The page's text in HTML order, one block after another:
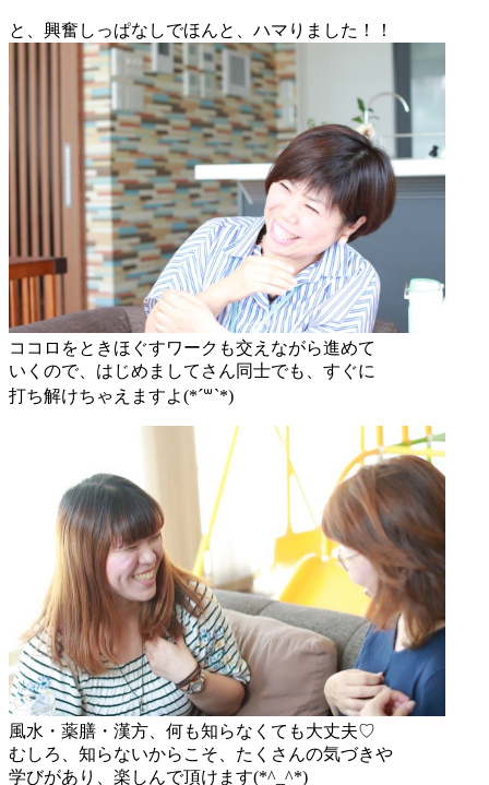
と、興奮しっぱなしでほんと、ハマりました！！
ココロをときほぐすワークも交えながら進めて
いくので、はじめましてさん同士でも、すぐに
打ち解けちゃえますよ(*´꒳`*)
風水・薬膳・漢方、何も知らなくても大丈夫♡
むしろ、知らないからこそ、たくさんの気づきや
学びがあり、楽しんで頂けます(*^_^*)